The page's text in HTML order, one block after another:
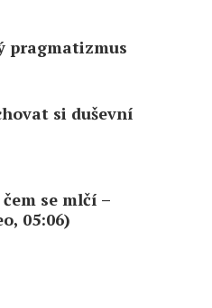
pragmatizmus
si duševní
se mlčí –
05:06)